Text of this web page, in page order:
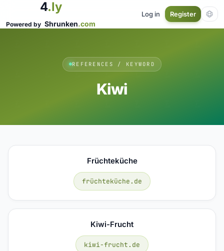
4.ly
Powered by Shrunken.com
Log in Register
REFERENCES / KEYWORD
Kiwi
Früchteküche
früchteküche.de
Kiwi-Frucht
kiwi-frucht.de